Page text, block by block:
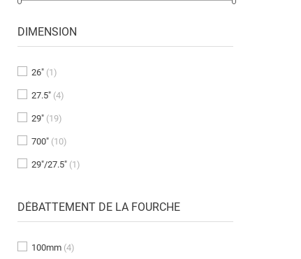
DIMENSION
26" (1)
27.5" (4)
29" (19)
700" (10)
29"/27.5" (1)
DÉBATTEMENT DE LA FOURCHE
100mm (4)
DÉCOUVREZ NOS VÉLOS GRAVEL